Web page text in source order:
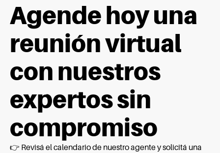
Agende hoy una
reunión virtual
con nuestros
expertos sin
compromiso
👉 Revisá el calendario de nuestro agente y solicitá una